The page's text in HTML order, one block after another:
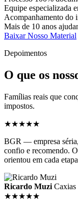
Equipe especializada
Acompanhamento do
Mais de 10 anos
Baixar Nosso Material
Depoimentos
O que os
Famílias reais que
impostos.
★★★★★
BGR — empresa
confio e recomendo.
orientou em cada
Ricardo Muzi Caxias
★★★★★